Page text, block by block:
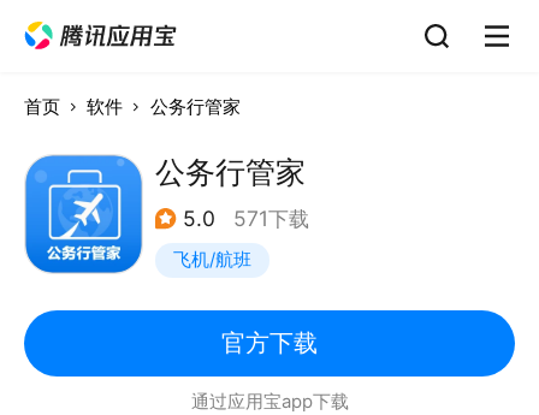
首页 软件 公务行管家
公务行管家
5.0 571下载
飞机/航班
官方下载
通过应用宝app下载